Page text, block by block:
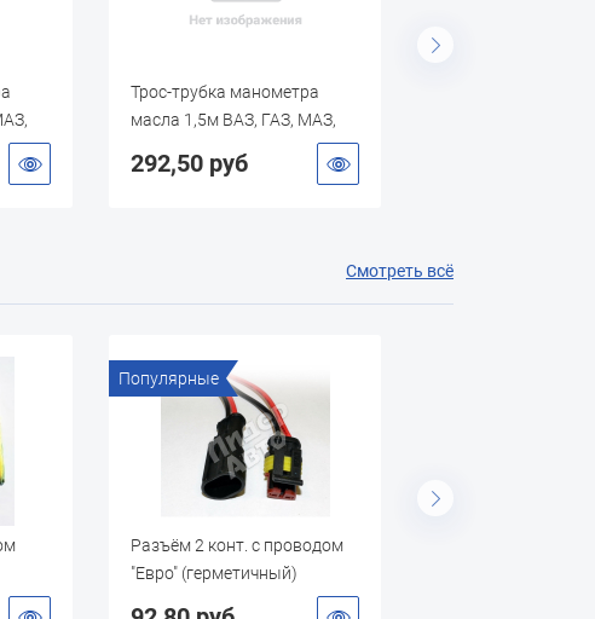
Трос-трубка манометра
масла 1,5м ВАЗ, ГАЗ, МАЗ,
ЗИЛ, МТЗ, ЮМЗ, ДТ, СМД
292,50 руб
Смотреть всё
Популярные
Разъём 2 конт. с проводом
"Евро" (герметичный)